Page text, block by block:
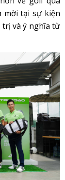
mời tại sự kiện
trị và ý nghĩa từ